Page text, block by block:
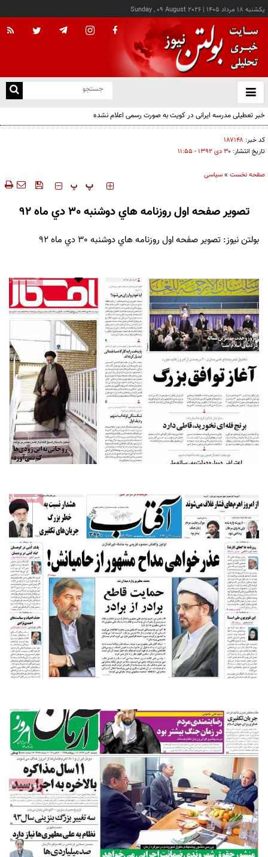
يکشنبه ۱۸ مرداد ۱۴۰۵ |
Sunday , 09 August 2026
باز
و
یمن: تشکیل ائتلاف هرگز مانع مجازات عربستان به خاطر جنایاتش علیه ملت یمن نخواهد شد
کد خبر: ۱۸۷۱۴۸
تاریخ انتشار: ۳۰ دی ۱۳۹۲ - ۱۱:۵۵
صفحه نخست »سیاسی
‍‍‍ پ پ
تصوير صفحه اول روزنامه هاي دوشنبه 30 دي ماه 92
بولتن نيوز: تصوير صفحه اول روزنامه هاي دوشنبه 30 دي ماه 92